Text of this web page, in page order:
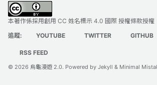
本著作係採用創用 CC 姓名標示 4.0 國際 授權條款授權
追蹤:
YOUTUBE TWITTER GITHUB
RSS FEED
© 2026 烏龜漫遊 2.0. Powered by Jekyll & Minimal